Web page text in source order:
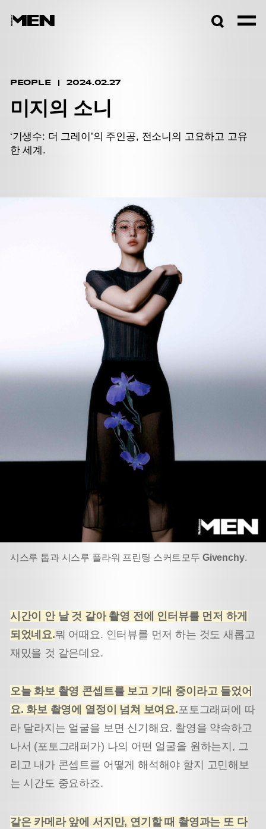
PEOPLE 2024.02.27
미지의 소니
‘기생수: 더 그레이’의 주인공, 전소니의 고요하고 고유
한 세계.
시스루 톱과 시스루 플라워 프린팅 스커트 모두 Givenchy.
시간이 안 날 것 같아 촬영 전에 인터뷰를 먼저 하게
되었네요.뭐 어때요. 인터뷰를 먼저 하는 것도 새롭고
재밌을 것 같은데요.
오늘 화보 촬영 콘셉트를 보고 기대 중이라고 들었어
요. 화보 촬영에 열정이 넘쳐 보여요.포토그래퍼에 따
라 달라지는 얼굴을 보면 신기해요. 촬영을 약속하고
나서 (포토그래퍼가) 나의 어떤 얼굴을 원하는지, 그
리고 내가 콘셉트를 어떻게 해석해야 할지 고민해보
는 시간도 중요하죠.
같은 카메라 앞에 서지만, 연기할 때 촬영과는 또 다